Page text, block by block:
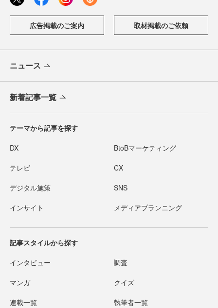
広告掲載のご案内 取材掲載のご依頼
ニュース
新着記事一覧
テーマから記事を探す
DX BtoBマーケティング
テレビ CX
デジタル施策 SNS
インサイト メディアプランニング
記事スタイルから探す
インタビュー 調査
マンガ クイズ
連載一覧 執筆者一覧